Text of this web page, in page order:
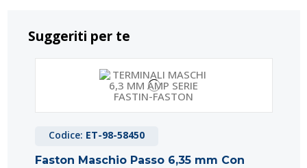
Suggeriti per te
Codice: ET-98-58450
Faston Maschio Passo 6,35 mm Con